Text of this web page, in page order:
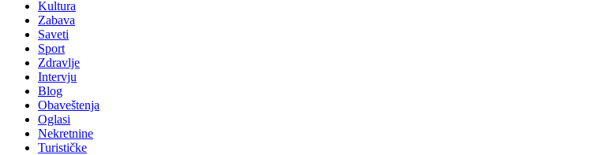
Kultura
Zabava
Saveti
Sport
Zdravlje
Intervju
Blog
Obaveštenja
Oglasi
Nekretnine
Turističke